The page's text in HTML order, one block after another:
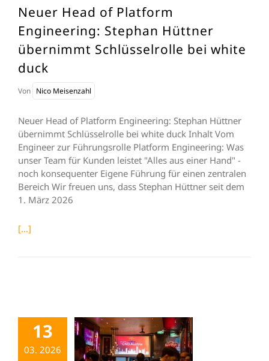
Neuer Head of Platform
Engineering: Stephan Hüttner
übernimmt Schlüsselrolle bei white
duck
Von Nico Meisenzahl
Neuer Head of Platform Engineering: Stephan Hüttner
übernimmt Schlüsselrolle bei white duck Inhalt Vom
Engineer zur Führungsrolle Platform Engineering: Was
unser Team für Kunden leistet "Alles aus einer Hand" -
noch konsequenter Eigene Führung für einen zentralen
Bereich Wir freuen uns, dass Stephan Hüttner seit dem
1. März 2026
[...]
13
03. 2026